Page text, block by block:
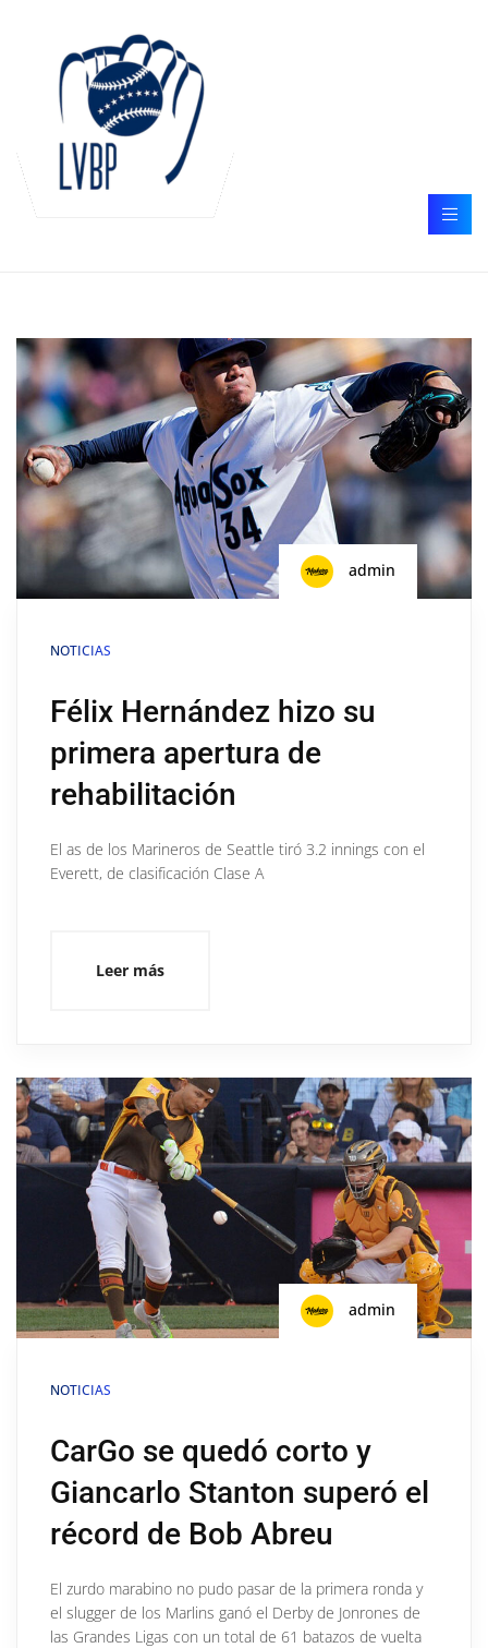
admin
NOTICIAS
Félix Hernández hizo su
primera apertura de
rehabilitación
El as de los Marineros de Seattle tiró 3.2 innings con el
Everett, de clasificación Clase A
Leer más
admin
NOTICIAS
CarGo se quedó corto y
Giancarlo Stanton superó el
récord de Bob Abreu
El zurdo marabino no pudo pasar de la primera ronda y
el slugger de los Marlins ganó el Derby de Jonrones de
las Grandes Ligas con un total de 61 batazos de vuelta